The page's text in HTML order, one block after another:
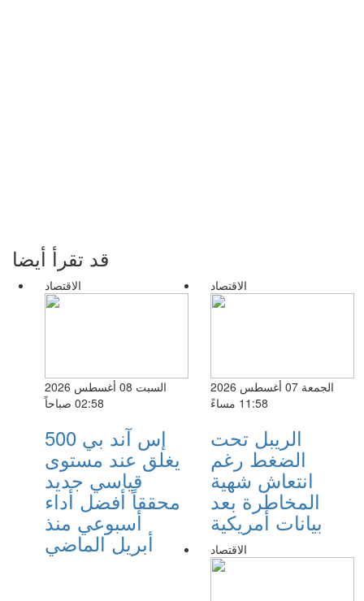
قد تقرأ أيضا
الاقتصاد
السبت 08 أغسطس 2026
02:58 صباحاً
إس آند بي 500
يغلق عند مستوى
قياسي جديد
محققاً أفضل أداء
أسبوعي منذ
أبريل الماضي
الاقتصاد
الجمعة 07 أغسطس 2026
11:58 مساءً
الريبل تحت
الضغط رغم
انتعاش شهية
المخاطرة بعد
بيانات أمريكية
الاقتصاد